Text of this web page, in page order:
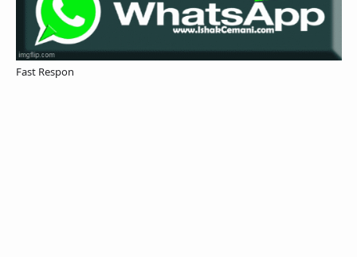
Fast Respon